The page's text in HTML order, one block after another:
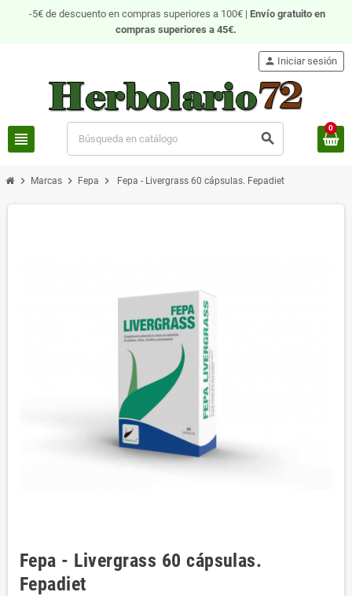
-5€ de descuento en compras superiores a 100€ | Envío gratuito en
compras superiores a 45€.
view_headline search
person Iniciar sesión
0
chevron_right Marcas chevron_right Fepa chevron_right Fepa - Livergrass 60 cápsulas. Fepadiet
Fepa - Livergrass 60 cápsulas.
Fepadiet